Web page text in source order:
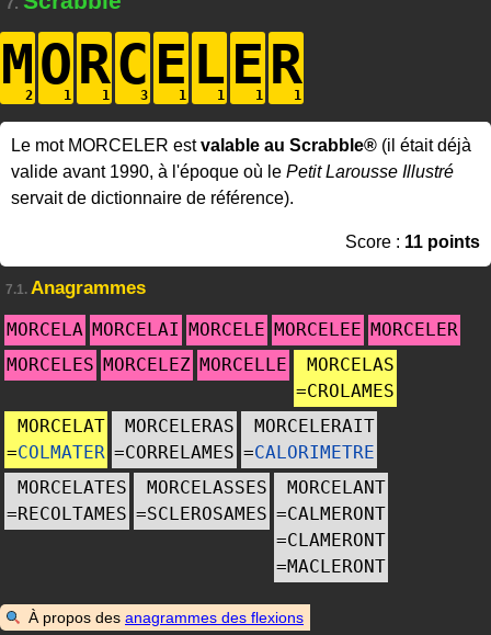
MORC E LER
Le mot MORCELER estvalable au Scrabble® (il était déjà
valide avant 1990, à l'époque où le Petit Larousse Illustré
servait de dictionnaire de référence).
Score : 11 points
7.1. Anagrammes
MORCELA MORCELAI MORCELE MORCELEE MORCELER
MORCELES MORCELEZ MORCELLE
MORCELAS
=CROLAMES
MORCELAT
=COLMATER
MORCELERAS
=CORRELAMES
MORCELERAIT
=CALORIMETRE
MORCELATES
=RECOLTAMES
MORCELASSES
=SCLEROSAMES
MORCELANT
=CALMERONT
=CLAMERONT
=MACLERONT
À propos des anagrammes des flexions